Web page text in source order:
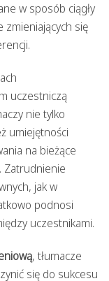
w sposób ciągły
zmieniających się
uczestniczą
nie tylko
umiejętności
na bieżące
Zatrudnienie
jak w
podnosi
uczestnikami.
, tłumacze
się do sukcesu